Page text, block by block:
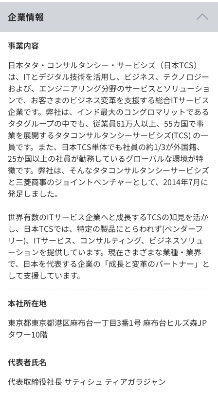
企業情報
事業内容
日本タタ・コンサルタンシー・サービシズ（日本TCS）
は、ITとデジタル技術を活用し、ビジネス、テクノロジー
および、エンジニアリング分野のサービスとソリューショ
ンで、お客さまのビジネス変革を支援する総合ITサービス
企業です。弊社は、インド最大のコングロマリットである
タタグループの中でも、従業員61万人以上、55カ国で事
業を展開するタタコンサルタンシーサービシズ(TCS) の一
員です。また、日本TCS単体でも社員の約1/3が外国籍、
25か国以上の社員が勤務しているグローバルな環境が特
徴です。弊社は、そんなタタコンサルタンシーサービシズ
と三菱商事のジョイントベンチャーとして、2014年7月に
発足しました。
世界有数のITサービス企業へと成長するTCSの知見を活か
し、日本TCSでは、特定の製品にとらわれず(ベンダーフ
リー)、ITサービス、コンサルティング、ビジネスソリュ
ーションを提供しています。現在さまざまな業種・業界
で、日本を代表する企業の「成長と変革のパートナー」と
して支援しています。
本社所在地
東京都東京都港区麻布台一丁目3番1号 麻布台ヒルズ森JP
タワー10階
代表者氏名
代表取締役社長 サティシュ ティアガラジャン